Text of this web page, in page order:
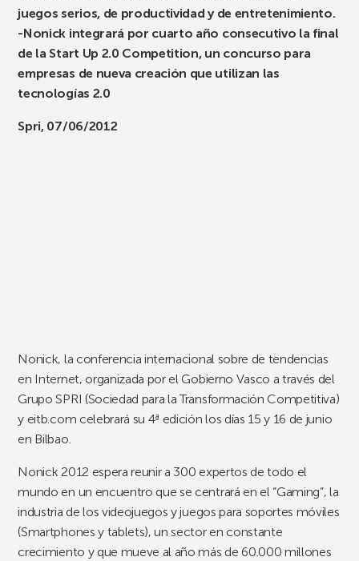
juegos serios, de productividad y de entretenimiento.
-Nonick integrará por cuarto año consecutivo la final
de la Start Up 2.0 Competition, un concurso para
empresas de nueva creación que utilizan las
tecnologías 2.0
Spri, 07/06/2012
Nonick, la conferencia internacional sobre de tendencias
en Internet, organizada por el Gobierno Vasco a través del
Grupo SPRI (Sociedad para la Transformación Competitiva)
y eitb.com celebrará su 4ª edición los días 15 y 16 de junio
en Bilbao.
Nonick 2012 espera reunir a 300 expertos de todo el
mundo en un encuentro que se centrará en el “Gaming”, la
industria de los videojuegos y juegos para soportes móviles
(Smartphones y tablets), un sector en constante
crecimiento y que mueve al año más de 60.000 millones